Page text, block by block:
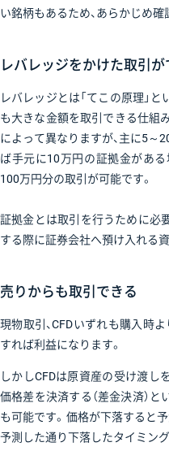
い銘柄もあるため、あらかじめ確
レバレッジをかけた取引が
レバレッジとは「てこの原理」
も大きな金額を取引できる仕組
によって異なりますが、主に5～
ば手元に10万円の証拠金があ
100万円分の取引が可能です。
証拠金とは取引を行うために必
する際に証券会社へ預け入れる
売りからも取引できる
現物取引、CFDいずれも購入時
すれば利益になります。
しかしCFDは原資産の受け渡し
価格差を決済する（差金決済）
も可能です。価格が下落すると
予測した通り下落したタイミン